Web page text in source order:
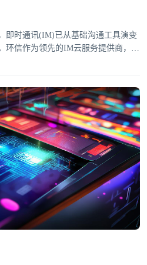
即时通讯(IM)已从基础沟通工具演变
环信作为领先的IM云服务提供商，通
配，更贯穿于业务逻辑整合、智能交
用户粘性和商业价值的关键突破口。
提供超过